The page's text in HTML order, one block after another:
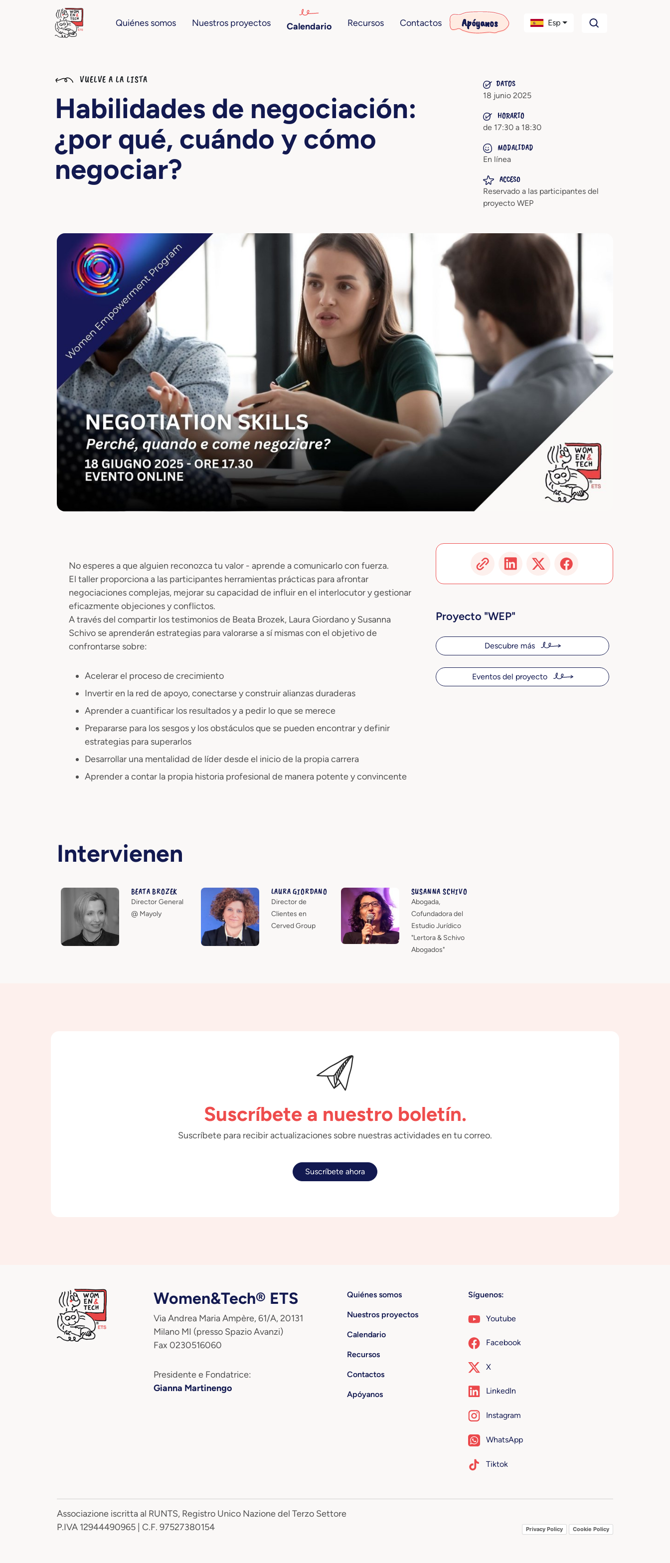
Quiénes somos Nuestros proyectos Calendario Recursos Contactos Apóyanos Esp
VUELVE A LA LISTA
Habilidades de negociación:
¿por qué, cuándo y cómo
negociar?
DATOS
18 junio 2025
HORARIO
de 17:30 a 18:30
MODALIDAD
En línea
ACCESO
Reservado a las participantes del
proyecto WEP
No esperes a que alguien reconozca tu valor - aprende a comunicarlo con fuerza.
El taller proporciona a las participantes herramientas prácticas para afrontar
negociaciones complejas, mejorar su capacidad de influir en el interlocutor y gestionar
eficazmente objeciones y conflictos.
A través del compartir los testimonios de Beata Brozek, Laura Giordano y Susanna
Schivo se aprenderán estrategias para valorarse a sí mismas con el objetivo de
confrontarse sobre:
Acelerar el proceso de crecimiento
Invertir en la red de apoyo, conectarse y construir alianzas duraderas
Aprender a cuantificar los resultados y a pedir lo que se merece
Prepararse para los sesgos y los obstáculos que se pueden encontrar y definir
estrategias para superarlos
Desarrollar una mentalidad de líder desde el inicio de la propia carrera
Aprender a contar la propia historia profesional de manera potente y convincente
Proyecto "WEP"
Descubre más
Eventos del proyecto
Intervienen
BEATA BROZEK
Director General
@ Mayoly
LAURA GIORDANO
Director de
Clientes en
Cerved Group
SUSANNA SCHIVO
Abogada,
Cofundadora del
Estudio Jurídico
"Lertora & Schivo
Abogados"
Suscríbete a nuestro boletín.
Suscríbete para recibir actualizaciones sobre nuestras actividades en tu correo.
Suscríbete ahora
Women&Tech® ETS
Via Andrea Maria Ampère, 61/A, 20131
Milano MI (presso Spazio Avanzi)
Fax 0230516060
Presidente e Fondatrice:
Gianna Martinengo
Quiénes somos
Nuestros proyectos
Calendario
Recursos
Contactos
Apóyanos
Síguenos:
Youtube
Facebook
X
LinkedIn
Instagram
WhatsApp
Tiktok
Associazione iscritta al RUNTS, Registro Unico Nazione del Terzo Settore
P.IVA 12944490965 | C.F. 97527380154
Privacy Policy Cookie Policy